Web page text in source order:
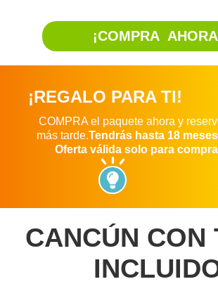
¡COMPRA
¡REGALO PARA TI!
COMPRA el paquete ahora y
más tarde.Tendrás hasta 18
Oferta válida solo para
CANCÚN CON